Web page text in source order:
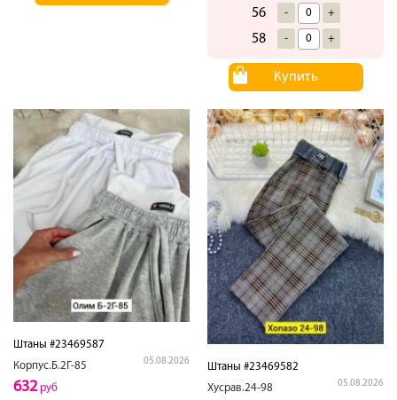
56 - +
58 - +
Купить
Штаны #23469587
Корпус.Б.2Г-85
05.08.2026
632руб
Штаны #23469582
Хусрав.24-98
05.08.2026